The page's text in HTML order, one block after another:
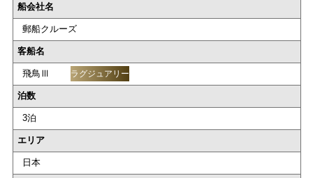
船会社名
郵船クルーズ
客船名
飛鳥Ⅲ ラグジュアリー
泊数
3泊
エリア
日本